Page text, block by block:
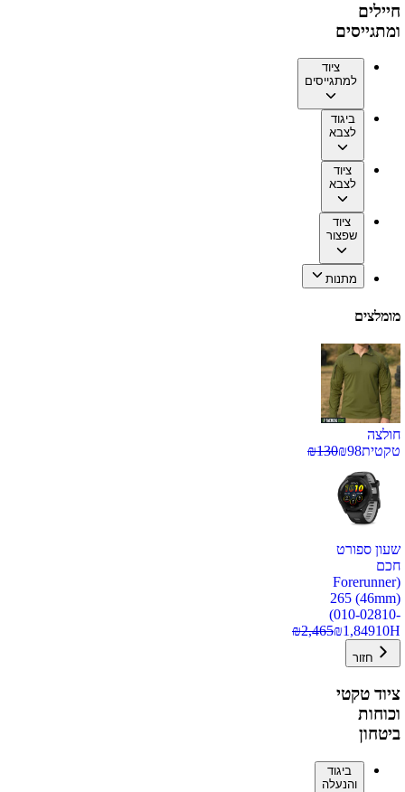
חיילים
ומתגייסים
ציוד
למתגייסים
ביגוד
לצבא
ציוד
לצבא
ציוד
שפצור
מתנות
מומלצים
חולצה
טקטית
₪98
₪130
שעון ספורט
חכם
(Forerunner
265 (46mm)
(010-02810-
10H
₪1,849
₪2,465
חזור
ציוד טקטי
וכוחות
ביטחון
ביגוד
והנעלה